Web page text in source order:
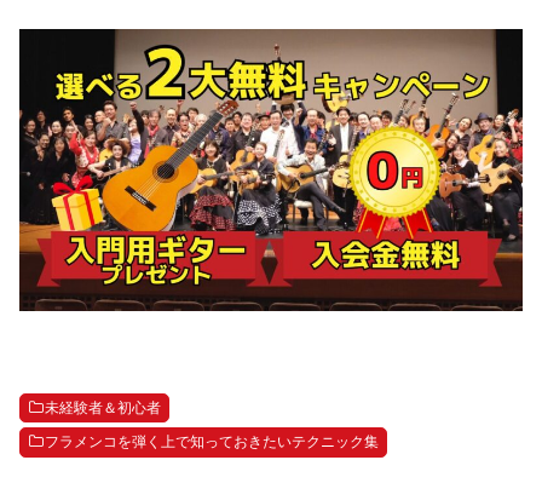
未経験者＆初心者
フラメンコを弾く上で知っておきたいテクニック集